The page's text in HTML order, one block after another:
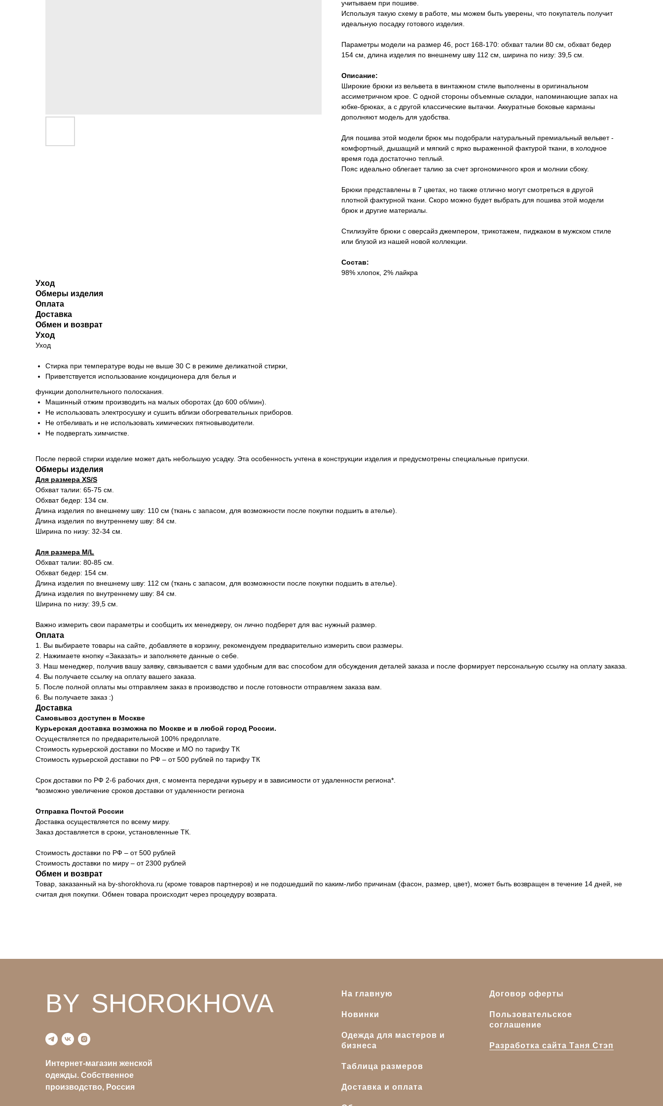
учитываем при пошиве.
Используя такую схему в работе, мы можем быть уверены, что покупатель получит
идеальную посадку готового изделия.
Параметры модели на размер 46, рост 168-170: обхват талии 80 см, обхват бедер
154 см, длина изделия по внешнему шву 112 см, ширина по низу: 39,5 см.
Описание:
Широкие брюки из вельвета в винтажном стиле выполнены в оригинальном
ассиметричном крое. С одной стороны объемные складки, напоминающие запах на
юбке-брюках, а с другой классические вытачки. Аккуратные боковые карманы
дополняют модель для удобства.
Для пошива этой модели брюк мы подобрали натуральный премиальный вельвет -
комфортный, дышащий и мягкий с ярко выраженной фактурой ткани, в холодное
время года достаточно теплый.
Пояс идеально облегает талию за счет эргономичного кроя и молнии сбоку.
Брюки представлены в 7 цветах, но также отлично могут смотреться в другой
плотной фактурной ткани. Скоро можно будет выбрать для пошива этой модели
брюк и другие материалы.
Стилизуйте брюки с оверсайз джемпером, трикотажем, пиджаком в мужском стиле
или блузой из нашей новой коллекции.
Состав:
98% хлопок, 2% лайкра
Уход
Обмеры изделия
Оплата
Доставка
Обмен и возврат
Уход
Уход
Стирка при температуре воды не выше 30 С в режиме деликатной стирки,
Приветствуется использование кондиционера для белья и
функции дополнительного полоскания.
Машинный отжим производить на малых оборотах (до 600 об/мин).
Не использовать электросушку и сушить вблизи обогревательных приборов.
Не отбеливать и не использовать химических пятновыводители.
Не подвергать химчистке.
После первой стирки изделие может дать небольшую усадку. Эта особенность учтена в конструкции изделия и предусмотрены специальные припуски.
Обмеры изделия
Для размера XS/S
Обхват талии: 65-75 см.
Обхват бедер: 134 см.
Длина изделия по внешнему шву: 110 см (ткань с запасом, для возможности после покупки подшить в ателье).
Длина изделия по внутреннему шву: 84 см.
Ширина по низу: 32-34 см.
Для размера M/L
Обхват талии: 80-85 см.
Обхват бедер: 154 см.
Длина изделия по внешнему шву: 112 см (ткань с запасом, для возможности после покупки подшить в ателье).
Длина изделия по внутреннему шву: 84 см.
Ширина по низу: 39,5 см.
Важно измерить свои параметры и сообщить их менеджеру, он лично подберет для вас нужный размер.
Оплата
1. Вы выбираете товары на сайте, добавляете в корзину, рекомендуем предварительно измерить свои размеры.
2. Нажимаете кнопку «Заказать» и заполняете данные о себе.
3. Наш менеджер, получив вашу заявку, связывается с вами удобным для вас способом для обсуждения деталей заказа и после формирует персональную ссылку на оплату заказа.
4. Вы получаете ссылку на оплату вашего заказа.
5. После полной оплаты мы отправляем заказ в производство и после готовности отправляем заказа вам.
6. Вы получаете заказ :)
Доставка
Самовывоз доступен в Москве
Курьерская доставка возможна по Москве и в любой город России.
Осуществляется по предварительной 100% предоплате.
Стоимость курьерской доставки по Москве и МО по тарифу ТК
Стоимость курьерской доставки по РФ – от 500 рублей по тарифу ТК
Срок доставки по РФ 2-6 рабочих дня, с момента передачи курьеру и в зависимости от удаленности региона*.
*возможно увеличение сроков доставки от удаленности региона
Отправка Почтой России
Доставка осуществляется по всему миру.
Заказ доставляется в сроки, установленные ТК.
Стоимость доставки по РФ – от 500 рублей
Стоимость доставки по миру – от 2300 рублей
Обмен и возврат
Товар, заказанный на by-shorokhova.ru (кроме товаров партнеров) и не подошедший по каким-либо причинам (фасон, размер, цвет), может быть возвращен в течение 14 дней, не
считая дня покупки. Обмен товара происходит через процедуру возврата.
BYv SHOROKHOVA
Интернет-магазин женской
одежды. Собственное
производство, Россия
На главную
Новинки
Одежда для мастеров и
бизнеса
Таблица размеров
Доставка и оплата
Договор оферты
Пользовательское
соглашение
Разработка сайта Таня Стэп